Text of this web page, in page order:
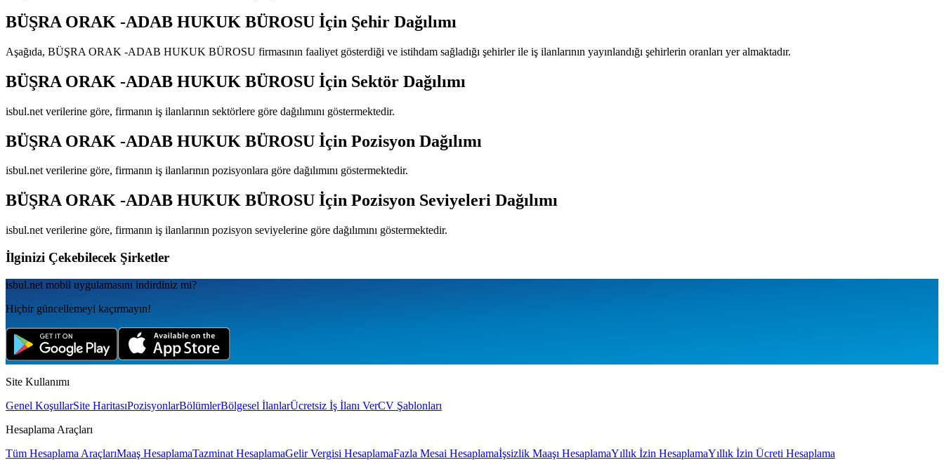
BÜŞRA ORAK -ADAB HUKUK BÜROSU İçin Şehir Dağılımı
Aşağıda, BÜŞRA ORAK -ADAB HUKUK BÜROSU firmasının faaliyet gösterdiği ve istihdam sağladığı şehirler ile iş ilanlarının yayınlandığı şehirlerin oranları yer almaktadır.
BÜŞRA ORAK -ADAB HUKUK BÜROSU İçin Sektör Dağılımı
isbul.net verilerine göre, firmanın iş ilanlarının sektörlere göre dağılımını göstermektedir.
BÜŞRA ORAK -ADAB HUKUK BÜROSU İçin Pozisyon Dağılımı
isbul.net verilerine göre, firmanın iş ilanlarının pozisyonlara göre dağılımını göstermektedir.
BÜŞRA ORAK -ADAB HUKUK BÜROSU İçin Pozisyon Seviyeleri Dağılımı
isbul.net verilerine göre, firmanın iş ilanlarının pozisyon seviyelerine göre dağılımını göstermektedir.
İlginizi Çekebilecek Şirketler
isbul.net mobil uygulamаsını indirdiniz mi?
Hiçbir güncellemeyi kaçırmayın!
Site Kullanımı
Genel KoşullarSite HaritasıPozisyonlarBölümlerBölgesel İlanlarÜcretsiz İş İlanı VerCV Şablonları
Hesaplama Araçları
Tüm Hesaplama AraçlarıMaaş HesaplamaTazminat HesaplamaGelir Vergisi HesaplamaFazla Mesai Hesaplamaİşsizlik Maaşı HesaplamaYıllık İzin HesaplamaYıllık İzin Ücreti Hesaplama